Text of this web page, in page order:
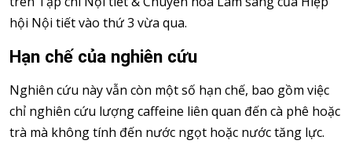
hội Nội tiết vào thứ 3 vừa qua.
Hạn chế của nghiên cứu
Nghiên cứu này vẫn còn một số hạn chế, bao gồm việc
chỉ nghiên cứu lượng caffeine liên quan đến cà phê hoặc
trà mà không tính đến nước ngọt hoặc nước tăng lực.